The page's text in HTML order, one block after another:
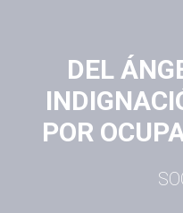
DEL
POR